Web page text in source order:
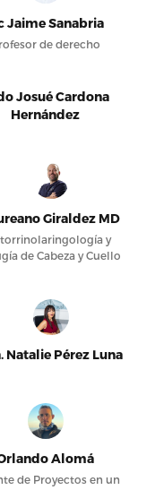
Jaime Sanabria
de derecho
Josué Cardona
Hernández
Giraldez MD
y
de Cabeza y Cuello
Natalie Pérez Luna
Alomá
de Proyectos en un